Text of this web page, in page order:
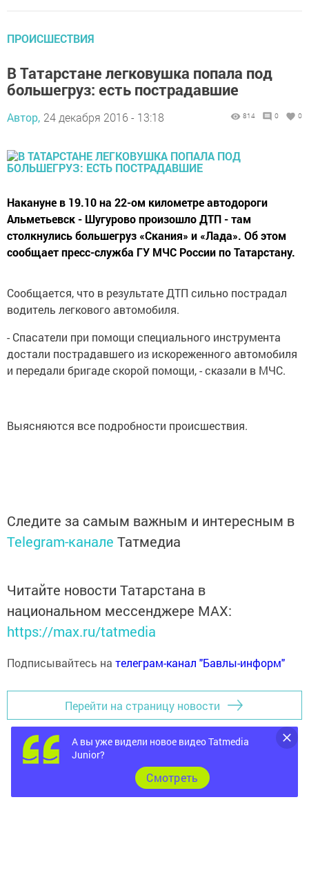
ПРОИСШЕСТВИЯ
В Татарстане легковушка попала под
большегруз: есть пострадавшие
Автор, 24 декабря 2016 - 13:18 814 0 0
Накануне в 19.10 на 22-ом километре автодороги
Альметьевск - Шугурово произошло ДТП - там
столкнулись большегруз «Скания» и «Лада». Об этом
сообщает пресс-служба ГУ МЧС России по Татарстану.
Сообщается, что в результате ДТП сильно пострадал
водитель легкового автомобиля.
- Спасатели при помощи специального инструмента
достали пострадавшего из искореженного автомобиля
и передали бригаде скорой помощи, - сказали в МЧС.
Выясняются все подробности происшествия.
Следите за самым важным и интересным в
Telegram-канале Татмедиа
Читайте новости Татарстана в
национальном мессенджере MАХ:
https://max.ru/tatmedia
Подписывайтесь на телеграм-канал "Бавлы-информ"
Перейти на страницу новости
А вы уже видели новое видео Tatmedia
Junior?
Cмотреть